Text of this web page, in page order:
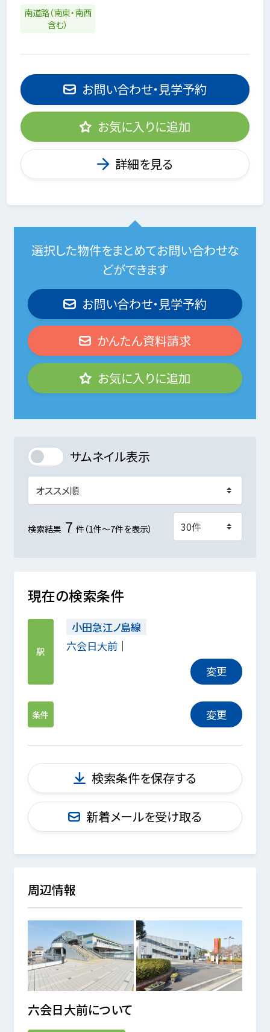
南道路（南東・南西
含む）
お問い合わせ・見学予約
お気に入りに追加
詳細を見る
選択した物件をまとめてお問い合わせな
どができます
お問い合わせ・見学予約
かんたん資料請求
お気に入りに追加
サムネイル表示
検索結果 7 件（1件～7件を表示）
現在の検索条件
駅
小田急江ノ島線
六会日大前
変更
条件 変更
検索条件を保存する
新着メールを受け取る
周辺情報
六会日大前について